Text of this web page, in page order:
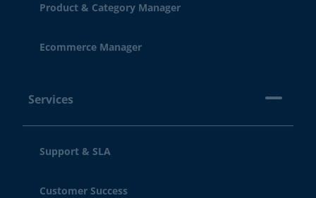
Product & Category Manager
Ecommerce Manager
Services
Support & SLA
Customer Success